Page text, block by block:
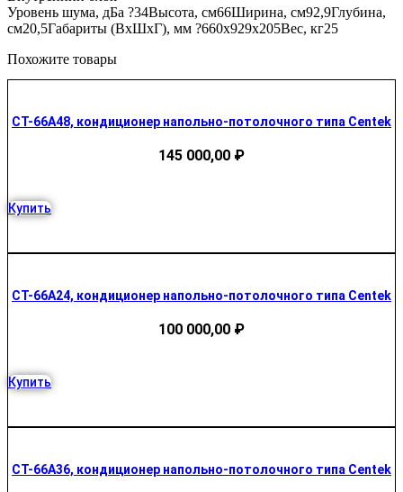
Уровень шума, дБа ?34Высота, см66Ширина, см92,9Глубина,
см20,5Габариты (ВхШхГ), мм ?660x929x205Вес, кг25
Похожите товары
CT-66A48, кондиционер напольно-потолочного типа Centek
145 000,00 ₽
Купить
CT-66A24, кондиционер напольно-потолочного типа Centek
100 000,00 ₽
Купить
CT-66A36, кондиционер напольно-потолочного типа Centek